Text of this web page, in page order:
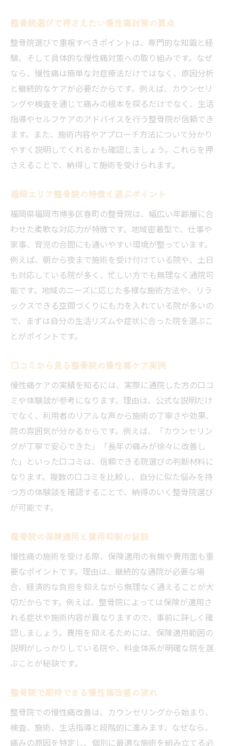
慢性痛の原因に向き合う整骨院の技術
整骨院施術で実感する身体バランス調整
整骨院の継続的ケアがもたらす効果
整骨院による慢性痛対策の実際と体験談
整骨院で変わる慢性痛対策の現場とは
実際の整骨院利用者が語る体験談の魅力
整骨院施術後の変化や生活の質向上例
整骨院で取り組む慢性痛ケアのステップ
整骨院選びで見逃せない利用者の声
安心して通える整骨院の特徴を徹底解説
整骨院の丁寧なカウンセリングの重要性
整骨院選びで重視すべき衛生管理の工夫
整骨院のアクセスや営業時間の確認方法
整骨院スタッフの専門性を見極める視点
安心のための整骨院口コミ活用術
信頼できる整骨院の見分け方と体験
初めて整骨院を利用する際のポイントまとめ
初めてでも安心な整骨院カウンセリング体
整骨院利用前の準備とチェックポイント
整骨院で受けられる主な施術内容とは
整骨院の保険適用条件を事前に知る方法
整骨院での相談時に役立つ質問例
初回施術で整骨院効果を最大化するコツ
施術効果を高める整骨院の活用法とは
整骨院施術後に自宅でできるセルフケア法
整骨院のアフターケア指導を活かす方法
整骨院での継続通院がもたらす良い変化
整骨院の専門指導で慢性痛予防を実践
整骨院施術と日常ケアの効果的な組み合わ
せ
慢性痛と向き合うための整骨院最新情報
整骨院業界の最新施術トレンドを紹介
整骨院の慢性痛改善に役立つ最新知識
整骨院で注目の技術と慢性痛対策の進化
整骨院選びに役立つ最新の口コミ分析
整骨院スタッフが語る慢性痛ケアの未来
整骨院選びで押さえたい慢性痛対策の要点
整骨院選びで重視すべきポイントは、専門的な知識と経
験、そして具体的な慢性痛対策への取り組みです。なぜ
なら、慢性痛は簡単な対症療法だけではなく、原因分析
と継続的なケアが必要だからです。例えば、カウンセリ
ングや検査を通じて痛みの根本を探るだけでなく、生活
指導やセルフケアのアドバイスを行う整骨院が信頼でき
ます。また、施術内容やアプローチ方法について分かり
やすく説明してくれるかも確認しましょう。これらを押
さえることで、納得して施術を受けられます。
福岡エリア整骨院の特徴と選ぶポイント
福岡県福岡市博多区春町の整骨院は、幅広い年齢層に合
わせた柔軟な対応力が特徴です。地域密着型で、仕事や
家事、育児の合間にも通いやすい環境が整っています。
例えば、朝から夜まで施術を受け付けている院や、土日
も対応している院が多く、忙しい方でも無理なく通院可
能です。地域のニーズに応じた多様な施術方法や、リラ
ックスできる空間づくりにも力を入れている院が多いの
で、まずは自分の生活リズムや症状に合った院を選ぶこ
とがポイントです。
口コミから見る整骨院の慢性痛ケア実例
慢性痛ケアの実績を知るには、実際に通院した方の口コ
ミや体験談が参考になります。理由は、公式な説明だけ
でなく、利用者のリアルな声から施術の丁寧さや効果、
院の雰囲気が分かるからです。例えば、「カウンセリン
グが丁寧で安心できた」「長年の痛みが徐々に改善し
た」といった口コミは、信頼できる院選びの判断材料に
なります。複数の口コミを比較し、自分に似た悩みを持
つ方の体験談を確認することで、納得のいく整骨院選び
が可能です。
整骨院の保険適用と費用抑制の秘訣
慢性痛の施術を受ける際、保険適用の有無や費用面も重
要なポイントです。理由は、継続的な通院が必要な場
合、経済的な負担を抑えながら無理なく通えることが大
切だからです。例えば、整骨院によっては保険が適用さ
れる症状や施術内容が異なりますので、事前に詳しく確
認しましょう。費用を抑えるためには、保険適用範囲の
説明がしっかりしている院や、料金体系が明確な院を選
ぶことが秘訣です。
整骨院で期待できる慢性痛改善の流れ
整骨院での慢性痛改善は、カウンセリングから始まり、
検査、施術、生活指導と段階的に進みます。なぜなら、
痛みの原因を特定し、個別に最適な施術を組み立てる必